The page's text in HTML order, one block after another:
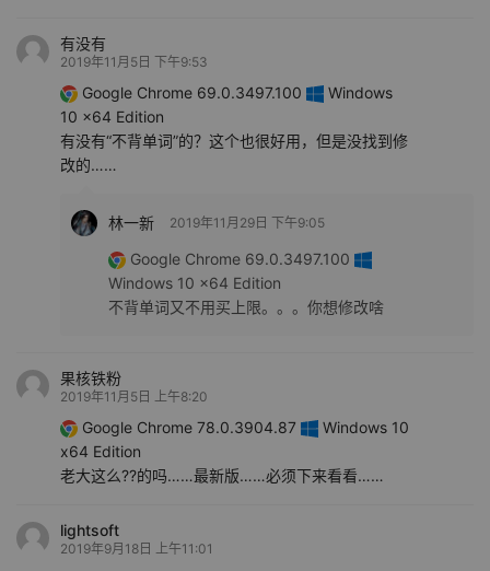
有没有
2019年11月5日 下午9:53
Google Chrome 69.0.3497.100
Windows
10 x64 Edition
有没有“不背单词”的？这个也很好用，但是没找到修
改的……
林一新 2019年11月29日 下午9:05
Google Chrome 69.0.3497.100
Windows 10 x64 Edition
不背单词又不用买上限。。。你想修改啥
果核铁粉
2019年11月5日 上午8:20
Google Chrome 78.0.3904.87
Windows 10
x64 Edition
老大这么??的吗……最新版……必须下来看看……
lightsoft
2019年9月18日 上午11:01